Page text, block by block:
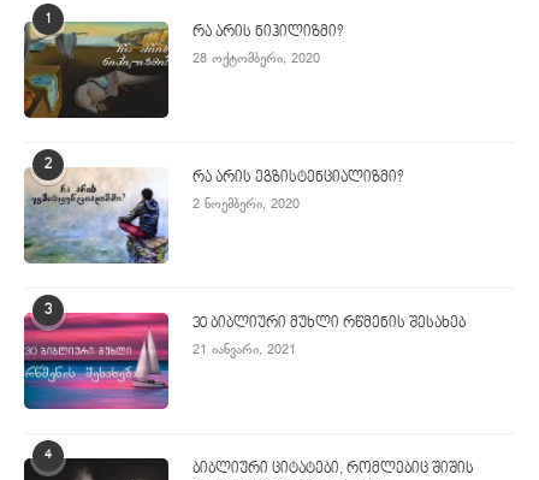
1
რა არის ნიჰილიზმი?
28 ოქტომბერი, 2020
2
რა არის ეგზისტენციალიზმი?
2 ნოემბერი, 2020
3
30 ბიბლიური მუხლი რწმენის შესახებ
21 იანვარი, 2021
4
ბიბლიური ციტატები, რომლებიც შიშის